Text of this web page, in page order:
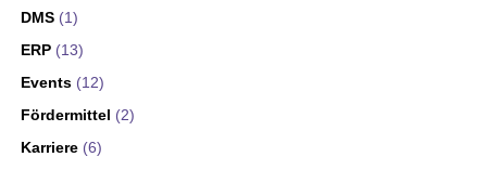
DMS (1)
ERP (13)
Events (12)
Fördermittel (2)
Karriere (6)